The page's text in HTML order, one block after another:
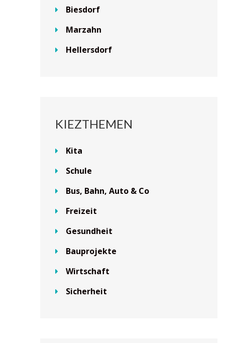
Biesdorf
Marzahn
Hellersdorf
KIEZTHEMEN
Kita
Schule
Bus, Bahn, Auto & Co
Freizeit
Gesundheit
Bauprojekte
Wirtschaft
Sicherheit